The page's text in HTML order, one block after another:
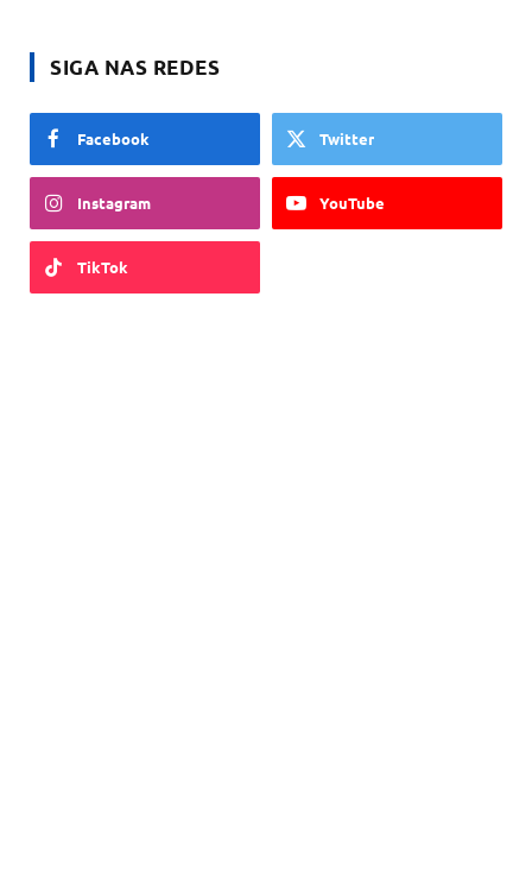
SIGA NAS REDES
Facebook Twitter
Instagram YouTube
TikTok